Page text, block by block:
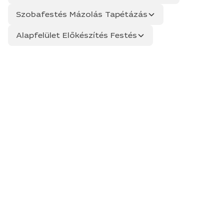
Szobafestés Mázolás Tapétázás
Alapfelület Előkészítés Festés